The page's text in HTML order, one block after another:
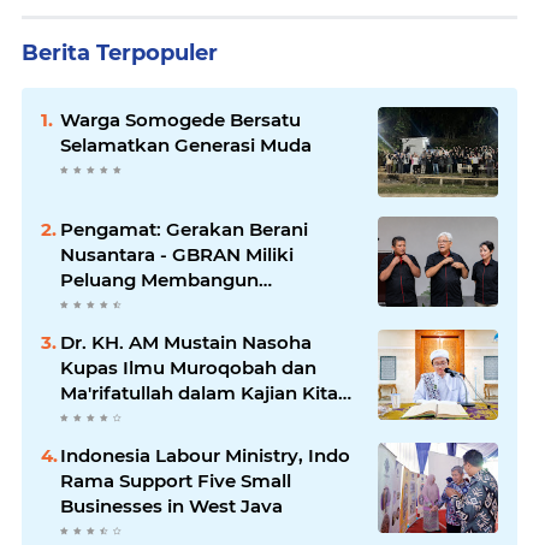
Berita Terpopuler
Warga Somogede Bersatu
Selamatkan Generasi Muda
Pengamat: Gerakan Berani
Nusantara - GBRAN Miliki
Peluang Membangun
Identitasnya Sendiri
Dr. KH. AM Mustain Nasoha
Kupas Ilmu Muroqobah dan
Ma'rifatullah dalam Kajian Kitab
Ihya' Ulumuddin
Indonesia Labour Ministry, Indo
Rama Support Five Small
Businesses in West Java